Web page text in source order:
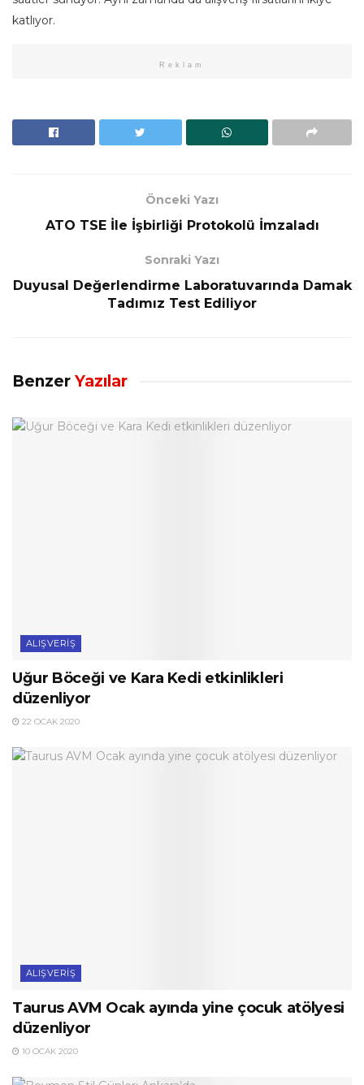
katlıyor.
Reklam
Önceki Yazı
ATO TSE İle İşbirliği Protokolü İmzaladı
Sonraki Yazı
Duyusal Değerlendirme Laboratuvarında Damak
Tadımız Test Ediliyor
Benzer Yazılar
ALIŞVERIŞ
Uğur Böceği ve Kara Kedi etkinlikleri
düzenliyor
22 OCAK 2020
ALIŞVERIŞ
Taurus AVM Ocak ayında yine çocuk atölyesi
düzenliyor
10 OCAK 2020